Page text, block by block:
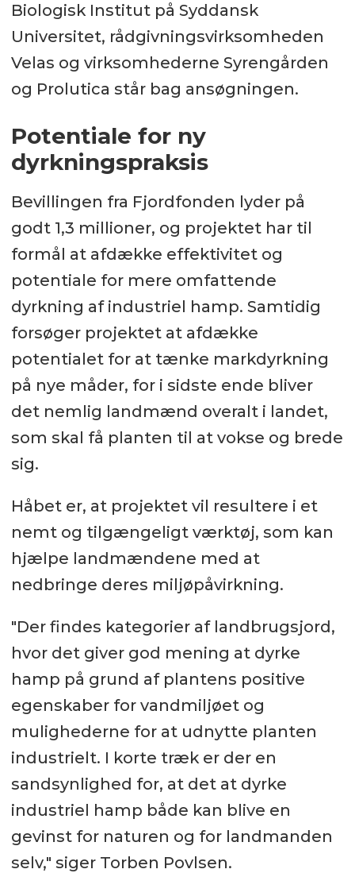
Biologisk Institut på Syddansk
Universitet, rådgivningsvirksomheden
Velas og virksomhederne Syrengården
og Prolutica står bag ansøgningen.
Potentiale for ny
dyrkningspraksis
Bevillingen fra Fjordfonden lyder på
godt 1,3 millioner, og projektet har til
formål at afdække effektivitet og
potentiale for mere omfattende
dyrkning af industriel hamp. Samtidig
forsøger projektet at afdække
potentialet for at tænke markdyrkning
på nye måder, for i sidste ende bliver
det nemlig landmænd overalt i landet,
som skal få planten til at vokse og brede
sig.
Håbet er, at projektet vil resultere i et
nemt og tilgængeligt værktøj, som kan
hjælpe landmændene med at
nedbringe deres miljøpåvirkning.
"Der findes kategorier af landbrugsjord,
hvor det giver god mening at dyrke
hamp på grund af plantens positive
egenskaber for vandmiljøet og
mulighederne for at udnytte planten
industrielt. I korte træk er der en
sandsynlighed for, at det at dyrke
industriel hamp både kan blive en
gevinst for naturen og for landmanden
selv," siger Torben Povlsen.